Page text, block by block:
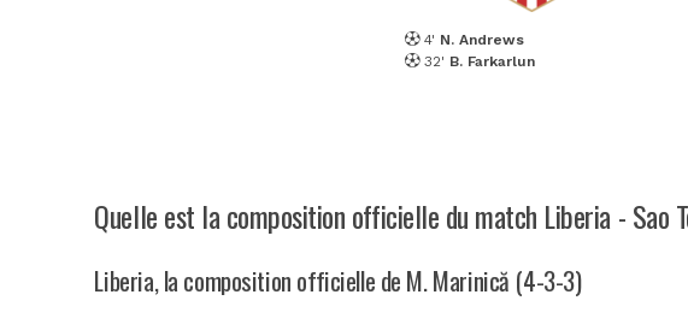
4' N. Andrews
32' B. Farkarlun
Quelle est la composition officielle du match Liberia - Sao
Liberia, la composition officielle de M. Marinică (4-3-3)